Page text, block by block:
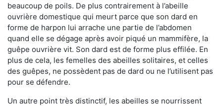
beaucoup de poils. De plus contrairement à l’abeille
ouvrière domestique qui meurt parce que son dard en
forme de harpon lui arrache une partie de l’abdomen
quand elle se dégage après avoir piqué un mammifère, la
guêpe ouvrière vit. Son dard est de forme plus effilée. En
plus de cela, les femelles des abeilles solitaires, et celles
des guêpes, ne possèdent pas de dard ou ne l’utilisent pas
pour se défendre.
Un autre point très distinctif, les abeilles se nourrissent